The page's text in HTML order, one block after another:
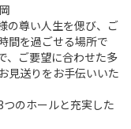
の尊い人生を偲び、ご
間を過ごせる場所で
、ご要望に合わせた多
見送りをお手伝いいた
のホールと充実した